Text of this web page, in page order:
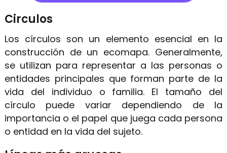
Circulos
Los círculos son un elemento esencial en la
construcción de un ecomapa. Generalmente,
se utilizan para representar a las personas o
entidades principales que forman parte de la
vida del individuo o familia. El tamaño del
círculo puede variar dependiendo de la
importancia o el papel que juega cada persona
o entidad en la vida del sujeto.